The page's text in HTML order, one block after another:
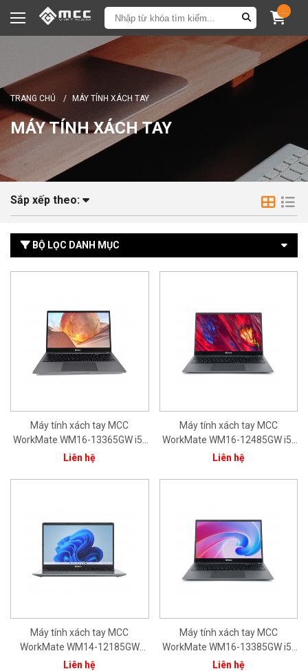
...
TRANG CHỦ / MÁY TÍNH XÁCH TAY
MÁY TÍNH XÁCH TAY
Sắp xếp theo:
BỘ LỌC DANH MỤC
Máy tính xách tay MCC
WorkMate WM16-13365GW i5-
1335U/ 16GB/ 512GB/
Graphics/ Bạc/ Win11/ 1Yr
Liên hệ
Máy tính xách tay MCC
WorkMate WM16-12485GW i5-
1240P/ 8GB/ 512GB/ 15.6"
Bạc/ Win11/ 1Yr
Liên hệ
Máy tính xách tay MCC
WorkMate WM14-12185GW
CPU Core i3-1215U/ 8GB/
Liên hệ
Máy tính xách tay MCC
WorkMate WM16-13385GW i5-
1335U/ 8GB/ 512GB/ 15.6'FHD/
Liên hệ